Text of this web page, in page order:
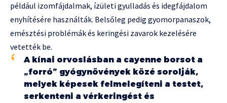
például izomfájdalmak, ízületi gyulladás és idegfájdalom
enyhítésére használták. Belsőleg pedig gyomorpanaszok,
emésztési problémák és keringési zavarok kezelésére
vetették be.
A kínai orvoslásban a cayenne borsot a
„forró” gyógynövények közé sorolják,
melyek képesek felmelegíteni a testet,
serkenteni a vérkeringést és